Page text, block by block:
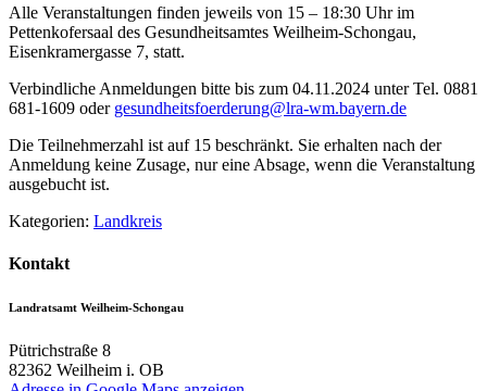
Alle Veranstaltungen finden jeweils von 15 – 18:30 Uhr im
Pettenkofersaal des Gesundheitsamtes Weilheim-Schongau,
Eisenkramergasse 7, statt.
Verbindliche Anmeldungen bitte bis zum 04.11.2024 unter Tel. 0881
681-1609 oder gesundheitsfoerderung@lra-wm.bayern.de
Die Teilnehmerzahl ist auf 15 beschränkt. Sie erhalten nach der
Anmeldung keine Zusage, nur eine Absage, wenn die Veranstaltung
ausgebucht ist.
Kategorien: Landkreis
Kontakt
Landratsamt Weilheim-Schongau
Pütrichstraße 8
82362 Weilheim i. OB